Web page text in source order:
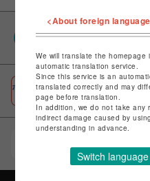
PARCOポイント
ポケパル払い
初回登録＆お買物で最大1,500
コイン＆クーポンでPARCOで
<About foreign
We will translate the
automatic translation service.
Since this service is an
translated correctly and may
page before translation.
In addition, we do not take any
indirect damage caused by
understanding in advance.
Switch language